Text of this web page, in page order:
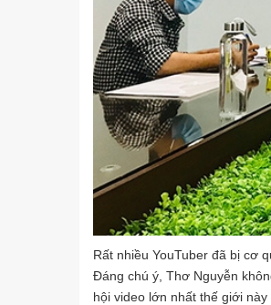
Rất nhiều YouTuber đã bị cơ
Đáng chú ý, Thơ Nguyễn
hội video lớn nhất thế giới